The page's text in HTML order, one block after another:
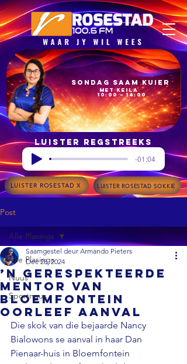
10:00 – 14:00
met Keila
Sondag Saam Kuier
Luister regstreeks
-01:04
LUISTER ROSESTAD X LUISTER ROSESTAD SOKKIE
Post
Alle Plasings
Nuus
Sportnuus
Alle Plasings
’n Gerespekteerde
mentor van
Bloemfontein
oorleef aanval
Saamgestel deur Armando Pieters
Dec 28, 2024
Die skok van die bejaarde Nancy
Bialowons se aanval in haar Dan
Pienaar-huis in Bloemfontein